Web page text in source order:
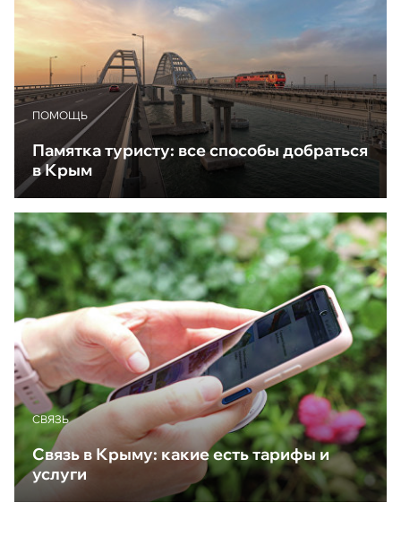
ПОМОЩЬ
Памятка туристу: все способы добраться
в Крым
CВЯЗЬ
Связь в Крыму: какие есть тарифы и
услуги